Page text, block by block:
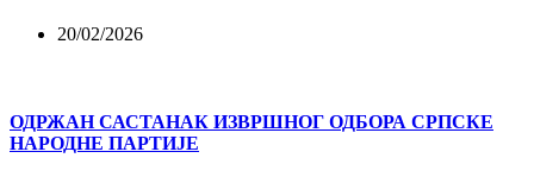
20/02/2026
ОДРЖАН САСТАНАК ИЗВРШНОГ ОДБОРА СРПСКЕ
НАРОДНЕ ПАРТИЈЕ